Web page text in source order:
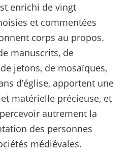
enrichi de vingt
et commentées
corps au propos.
manuscrits, de
jetons, de mosaïques,
d’église, apportent une
matérielle précieuse, et
autrement la
des personnes
médiévales.